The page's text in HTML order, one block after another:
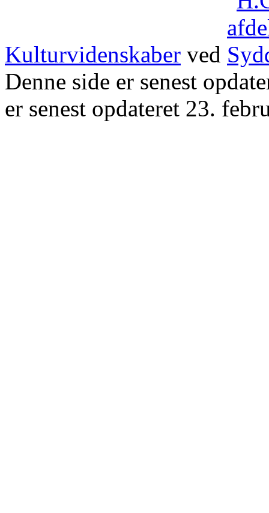
Kulturvidenskaber ved
Denne side er senest
er senest opdateret 23.